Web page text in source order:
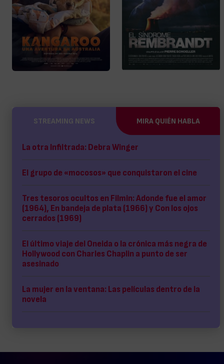
STREAMING NEWS MIRA QUIÉN HABLA
La otra Infiltrada: Debra Winger
El grupo de «mocosos» que conquistaron el cine
Tres tesoros ocultos en Filmin: Adonde fue el amor
(1964), En bandeja de plata (1966) y Con los ojos
cerrados (1969)
El último viaje del Oneida o la crónica más negra de
Hollywood con Charles Chaplin a punto de ser
asesinado
La mujer en la ventana: Las películas dentro de la
novela